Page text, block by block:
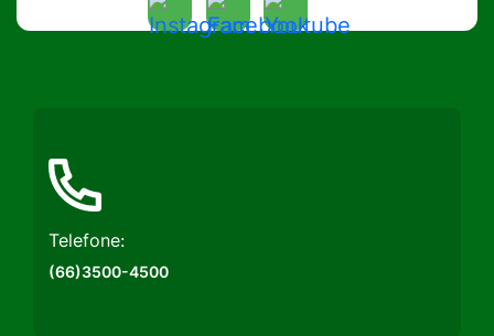
a
a
a
Telefone:
(66)3500-4500